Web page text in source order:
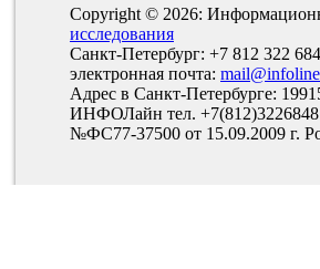
Copyright © 2026:
исследования
Санкт-Петербург: +7 812 322
электронная почта:
Адрес в Санкт-Петербурге:
ИНФОЛайн тел.
№ФС77-37500 от 15.09.2009 г.